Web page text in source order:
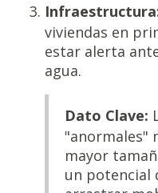
viviendas en
estar alerta
agua.
Dato Clave:
"anormales"
mayor
un potencial